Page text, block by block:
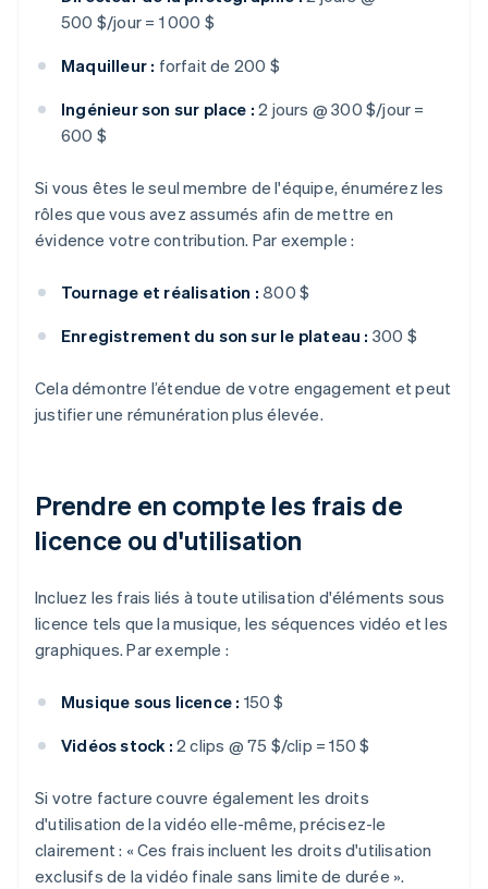
500 $/jour = 1 000 $
Maquilleur : forfait de 200 $
Ingénieur son sur place : 2 jours @ 300 $/jour =
600 $
Si vous êtes le seul membre de l'équipe, énumérez les
rôles que vous avez assumés afin de mettre en
évidence votre contribution. Par exemple :
Tournage et réalisation : 800 $
Enregistrement du son sur le plateau : 300 $
Cela démontre l’étendue de votre engagement et peut
justifier une rémunération plus élevée.
Prendre en compte les frais de
licence ou d'utilisation
Incluez les frais liés à toute utilisation d'éléments sous
licence tels que la musique, les séquences vidéo et les
graphiques. Par exemple :
Musique sous licence : 150 $
Vidéos stock : 2 clips @ 75 $/clip = 150 $
Si votre facture couvre également les droits
d'utilisation de la vidéo elle-même, précisez-le
clairement : « Ces frais incluent les droits d'utilisation
exclusifs de la vidéo finale sans limite de durée ».